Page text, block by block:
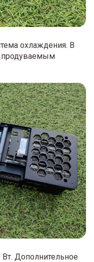
охлаждения. В
продуваемым
Дополнительное